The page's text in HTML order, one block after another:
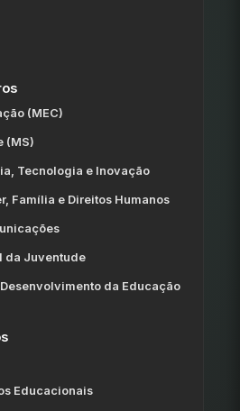
(MEC)
(MS)
Tecnologia e Inovação
Família e Direitos Humanos
da Juventude
da Educação
Educacionais